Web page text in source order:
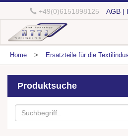
+49(0)6151898125 AGB |
Home > Ersatzteile für die
Produktsuche